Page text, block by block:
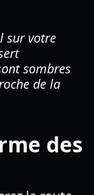
sur votre
sombres
de la
des